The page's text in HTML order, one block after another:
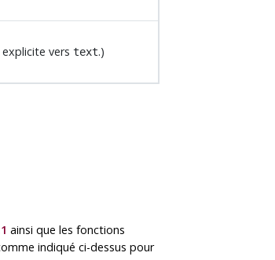
explicite verstext.)
ainsi que les fonctions
indiqué ci-dessus pour